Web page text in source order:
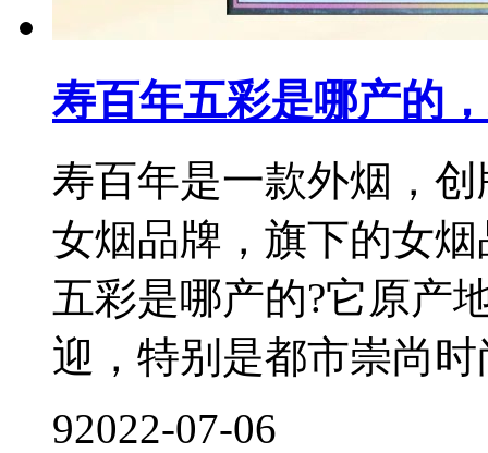
寿百年五彩是哪产的
寿百年是一款外烟，
女烟品牌，旗下的女
五彩是哪产的?它原产
迎，特别是都市崇尚时
92022-07-06